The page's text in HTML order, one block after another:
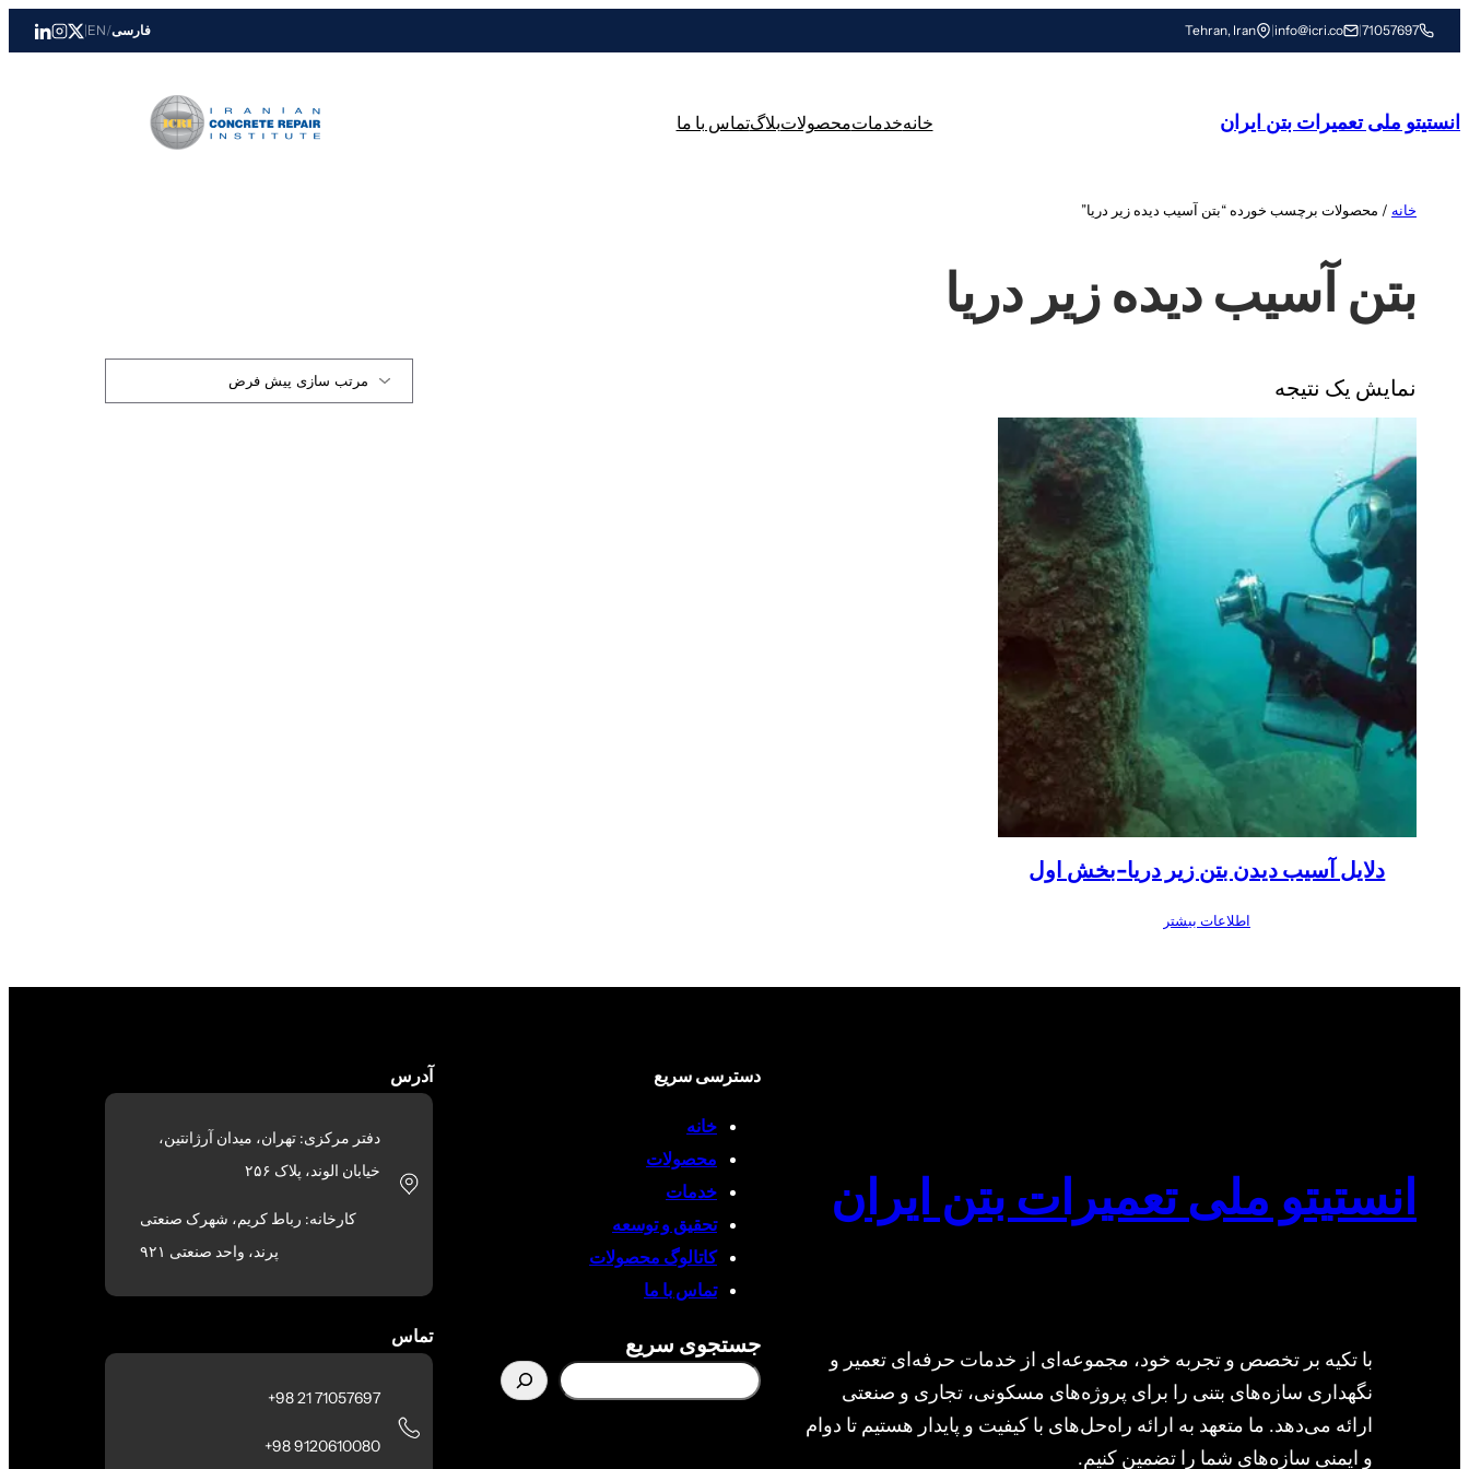
رفتن
به
71057697
|
info@icri.co
|
Tehran, Iran فارسی/
EN
|
انستیتو ملی تعمیرات بتن ایران خانهخدماتمحصولاتبلاگتماس با ما
خانه / محصولات برچسب خورده “بتن آسیب دیده زیر دریا”
بتن آسیب دیده زیر دریا
نمایش یک نتیجه
دلایل آسیب دیدن بتن زیر دریا-بخش اول
اطلاعات بیشتر
انستیتو ملی تعمیرات بتن ایران
با تکیه بر تخصص و تجربه خود، مجموعه‌ای از خدمات حرفه‌ای تعمیر و
نگهداری سازه‌های بتنی را برای پروژه‌های مسکونی، تجاری و صنعتی
ارائه می‌دهد. ما متعهد به ارائه راه‌حل‌های با کیفیت و پایدار هستیم تا دوام
و ایمنی سازه‌های شما را تضمین کنیم.
دسترسی سریع
خانه
محصولات
خدمات
تحقیق و توسعه
کاتالوگ محصولات
تماس با ما
جستجوی سریع
آدرس
دفتر مرکزی: تهران، میدان آرژانتین،
خیابان الوند، پلاک ۲۵۶
کارخانه: رباط کریم، شهرک صنعتی
پرند، واحد صنعتی ۹۲۱
تماس
71057697 21 98+
9120610080 98+